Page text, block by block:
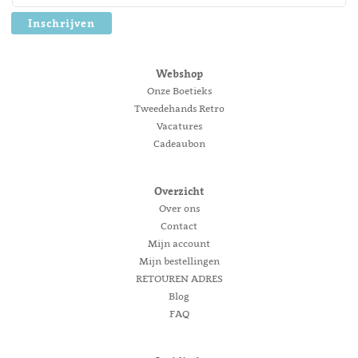
Inschrijven
Webshop
Onze Boetieks
Tweedehands Retro
Vacatures
Cadeaubon
Overzicht
Over ons
Contact
Mijn account
Mijn bestellingen
RETOUREN ADRES
Blog
FAQ